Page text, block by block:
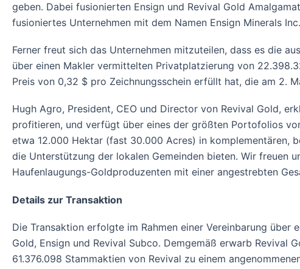
geben. Dabei fusionierten Ensign und Revival Gold
fusioniertes Unternehmen mit dem Namen Ensign Minerals
Ferner freut sich das Unternehmen mitzuteilen, dass es die
über einen Makler vermittelten Privatplatzierung von
Preis von 0,32 $ pro Zeichnungsschein erfüllt hat, die am 2.
Hugh Agro, President, CEO und Director von Revival Gold,
profitieren, und verfügt über eines der größten Portofolios
etwa 12.000 Hektar (fast 30.000 Acres) in komplementären,
die Unterstützung der lokalen Gemeinden bieten. Wir freuen
Haufenlaugungs-Goldproduzenten mit einer angestrebten
Details zur Transaktion
Die Transaktion erfolgte im Rahmen einer Vereinbarung über
Gold, Ensign und Revival Subco. Demgemäß erwarb Revival
61.376.098 Stammaktien von Revival zu einem